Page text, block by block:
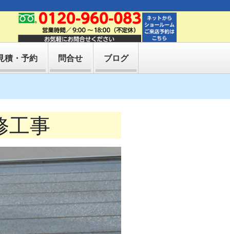
積・予約 問合せ ブログ
工事